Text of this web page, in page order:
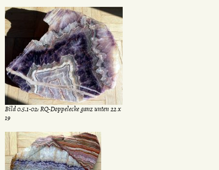
Bild 0.5.1-02: RQ-Doppelecke ganz unten 22 x
19